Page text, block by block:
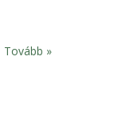
Tovább »